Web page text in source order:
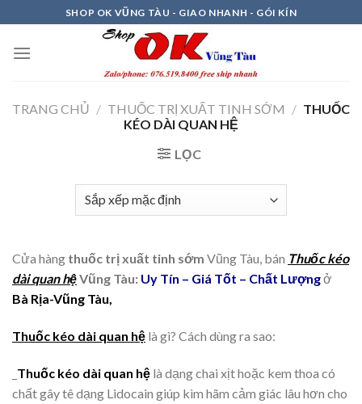
to
content
SHOP OK VŨNG TÀU - GIAO NHANH - GÓI KÍN
TRANG CHỦ / THUỐC TRỊ XUẤT TINH SỚM / THUỐC
KÉO DÀI QUAN HỆ
LỌC
Cửa hàng thuốc trị xuất tinh sớm Vũng Tàu, bán Thuốc kéo
dài quan hệVũng Tàu: Uy Tín – Giá Tốt – Chất Lượngở
Bà Rịa-Vũng Tàu,
Thuốc kéo dài quan hệ là gì? Cách dùng ra sao:
Thuốc kéo dài quan hệ là dạng chai xịt hoặc kem thoa có
chất gây tê dạng Lidocain giúp kìm hãm cảm giác lâu hơn cho